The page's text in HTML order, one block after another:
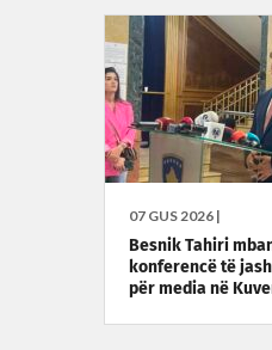
07 GUS 2026 |
Besnik Tahiri
konferencë të
për media në